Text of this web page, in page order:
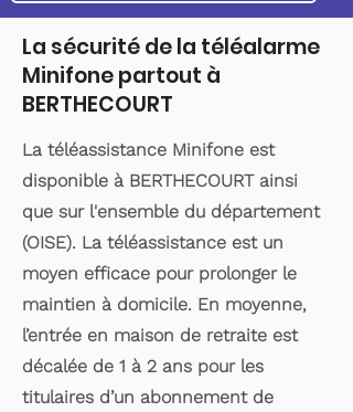
La sécurité de la téléalarme
Minifone partout à
BERTHECOURT
La téléassistance Minifone est
disponible à BERTHECOURT ainsi
que sur l'ensemble du département
(OISE). La téléassistance est un
moyen efficace pour prolonger le
maintien à domicile. En moyenne,
l’entrée en maison de retraite est
décalée de 1 à 2 ans pour les
titulaires d’un abonnement de